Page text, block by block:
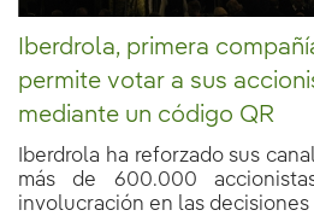
Iberdrola, primera
permite votar a sus
mediante un código QR
Iberdrola ha reforzado sus
más de 600.000
involucración en las decisiones